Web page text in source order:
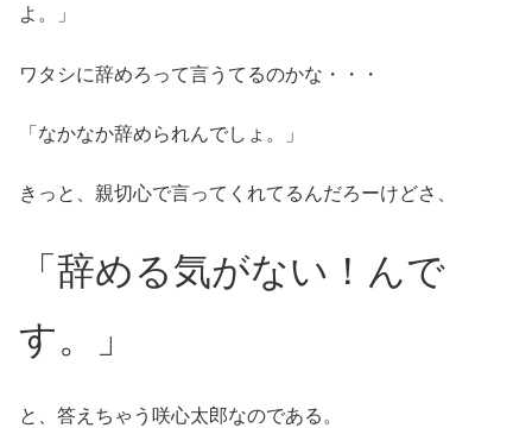
よ。」
ワタシに辞めろって言うてるのかな・・・
「なかなか辞められんでしょ。」
きっと、親切心で言ってくれてるんだろーけどさ、
「辞める気がない！んで
す。」
と、答えちゃう咲心太郎なのである。